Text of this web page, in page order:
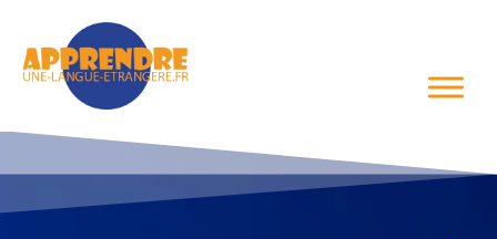
contenu